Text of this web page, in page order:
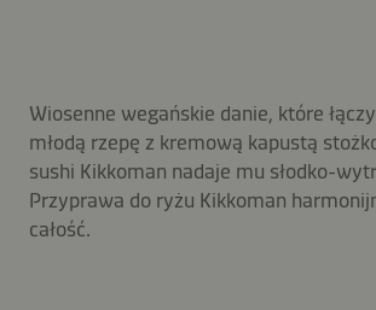
Wiosenne wegańskie danie, które
młodą rzepę z kremową kapustą
sushi Kikkoman nadaje mu słodko-
Przyprawa do ryżu Kikkoman
całość.